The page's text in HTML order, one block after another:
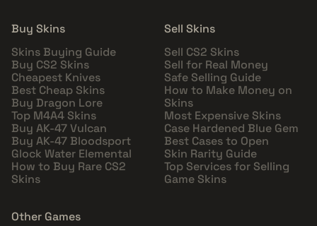
Buy Skins
Skins Buying Guide
Buy CS2 Skins
Cheapest Knives
Best Cheap Skins
Buy Dragon Lore
Top M4A4 Skins
Buy AK-47 Vulcan
Buy AK-47 Bloodsport
Glock Water Elemental
How to Buy Rare CS2
Skins
Sell Skins
Sell CS2 Skins
Sell for Real Money
Safe Selling Guide
How to Make Money on
Skins
Most Expensive Skins
Case Hardened Blue Gem
Best Cases to Open
Skin Rarity Guide
Top Services for Selling
Game Skins
Other Games